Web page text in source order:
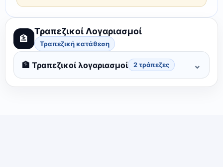
🏦
Τραπεζικοί Λογαριασμοί
Τραπεζική κατάθεση
🏦 Τραπεζικοί λογαριασμοί 2 τράπεζες ⌄